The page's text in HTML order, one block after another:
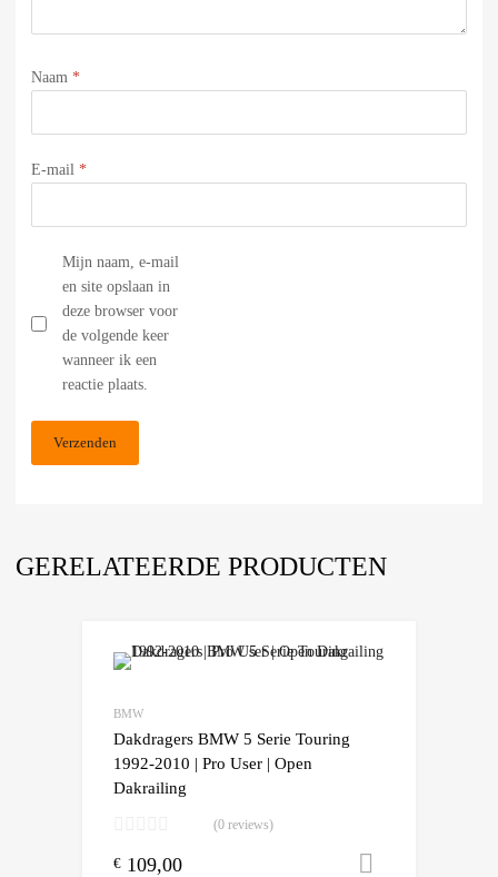
Naam *
E-mail *
Mijn naam, e-mail
en site opslaan in
deze browser voor
de volgende keer
wanneer ik een
reactie plaats.
GERELATEERDE PRODUCTEN
BMW
Dakdragers BMW 5 Serie Touring
1992-2010 | Pro User | Open
Dakrailing
(0 reviews)
€ 109,00